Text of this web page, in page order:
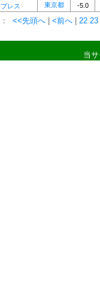
レス 東京都 -5.0
<<先頭へ <前へ 22 23
当